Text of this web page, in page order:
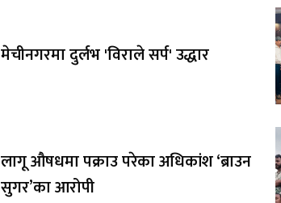
मेचीनगरमा दुर्लभ 'विराले सर्प' उद्धार
लागू औषधमा पक्राउ परेका अधिकांश ‘ब्राउन
सुगर’का आरोपी